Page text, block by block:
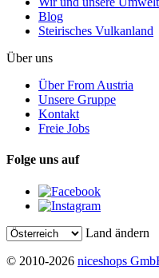
Blog
Steirisches Vulkanland
Über uns
Über From Austria
Unsere Gruppe
Kontakt
Freie Jobs
Folge uns auf
Land ändern
© 2010-2026 niceshops